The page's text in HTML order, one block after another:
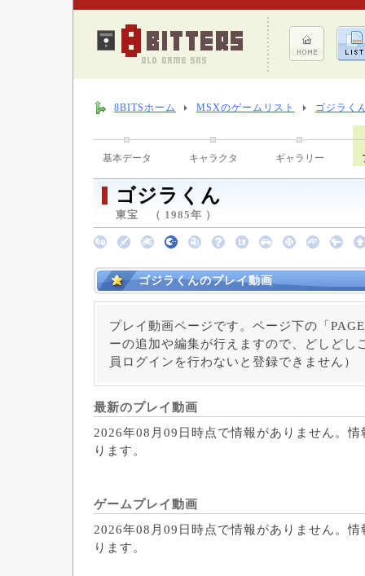
8BITSホーム MSXのゲームリスト ゴジラく
基本データ キャラクタ ギャラリー
ゴジラくん
東宝 （ 1985年 ）
ゴジラくんのプレイ動画
プレイ動画ページです。ページ下の「
ーの追加や編集が行えますので、どしどし
員ログインを行わないと登録できません）
最新のプレイ動画
2026年08月09日時点で情報がありません。
ります。
ゲームプレイ動画
2026年08月09日時点で情報がありません。
ります。